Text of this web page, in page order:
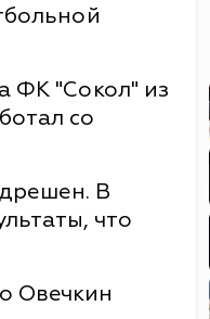
ФК "Сокол" из
со
В
что
Овечкин